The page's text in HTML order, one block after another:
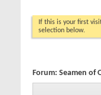
If this is your first
selection below.
Forum: Seamen of